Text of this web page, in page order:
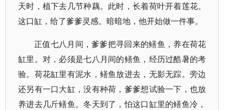
天时，植下去几节种藕。此时，长着荷叶开着莲花。
这口缸，给了爹爹灵感。暗暗地，他开始做一件事。
正值七八月间，爹爹把寻回来的鳝鱼，养在荷花
缸里。对，必须是七八月间的鳝鱼，经历过酷暑的考
验。荷花缸里有泥水，鳝鱼放进去，无影无踪。旁边
还另有一口大缸，没有种荷，爹爹想试验一下，也放
养进去几斤鳝鱼。冬天到了，怕这口缸里的鳝鱼冷，